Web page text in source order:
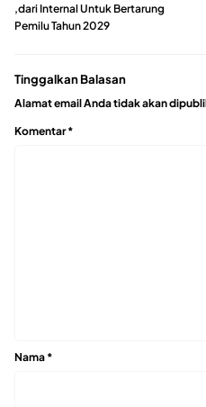
,dari Internal Untuk Bertarung
Pemilu Tahun 2029
Tinggalkan Balasan
Alamat email Anda tidak akan
Komentar*
Nama *